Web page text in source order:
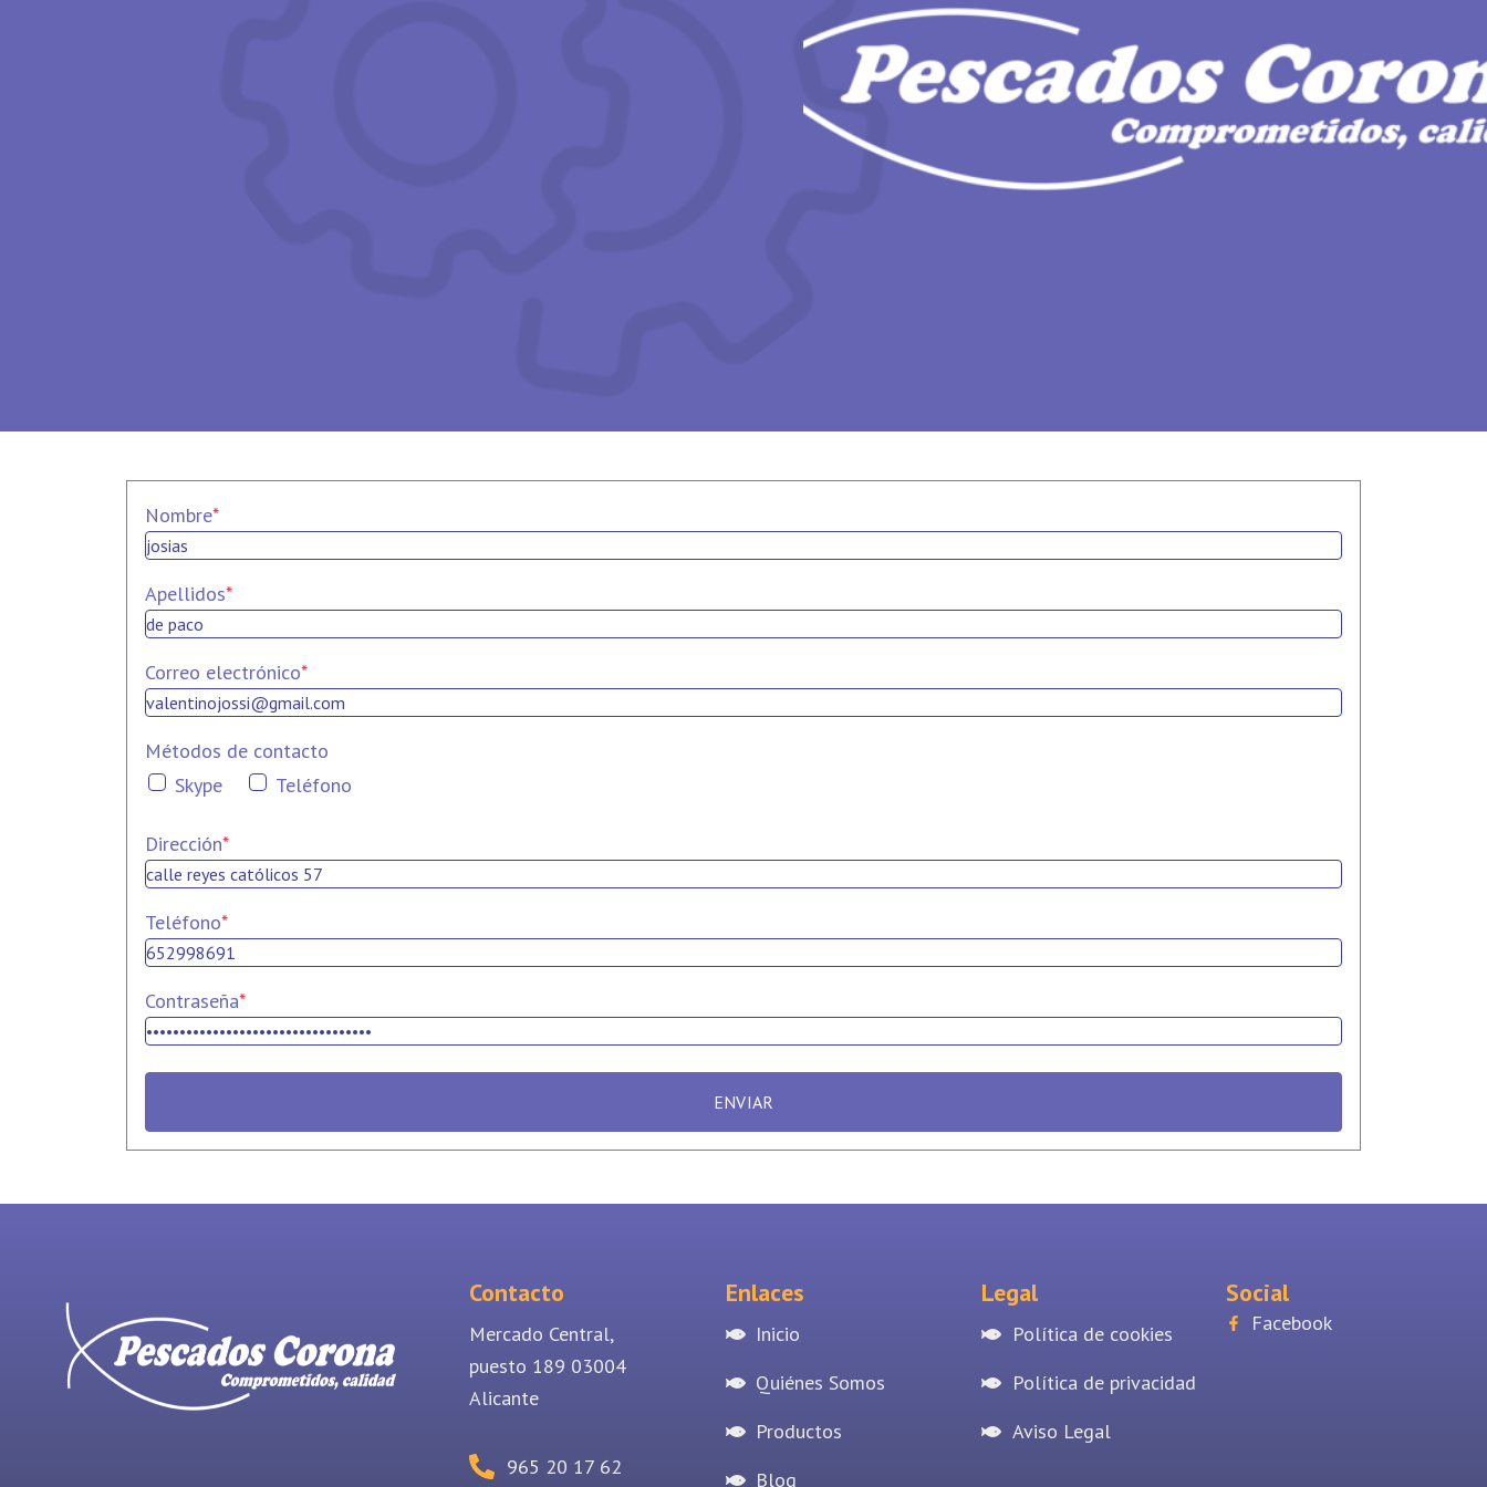
Nombre*
Apellidos*
Correo electrónico*
Métodos de contacto
Skype
Teléfono
Dirección*
Teléfono*
Contraseña*
ENVIAR
Contacto
Mercado Central,
puesto 189 03004
Alicante
965 20 17 62
Enlaces
Inicio
Quiénes Somos
Productos
Blog
Legal
Política de cookies
Política de privacidad
Aviso Legal
Social
Facebook